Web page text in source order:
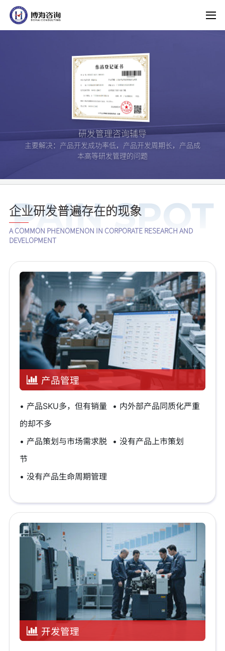
研发管理咨询辅导
主要解决：产品开发成功率低，产品开发周期长，产品成
本高等研发管理的问题
PAIN SPOT
企业研发普遍存在的现象
A COMMON PHENOMENON IN CORPORATE RESEARCH AND
DEVELOPMENT
产品管理
• 产品SKU多，但有销量
的却不多
• 内外部产品同质化严重
• 产品策划与市场需求脱
节
• 没有产品上市策划
• 没有产品生命周期管理
开发管理